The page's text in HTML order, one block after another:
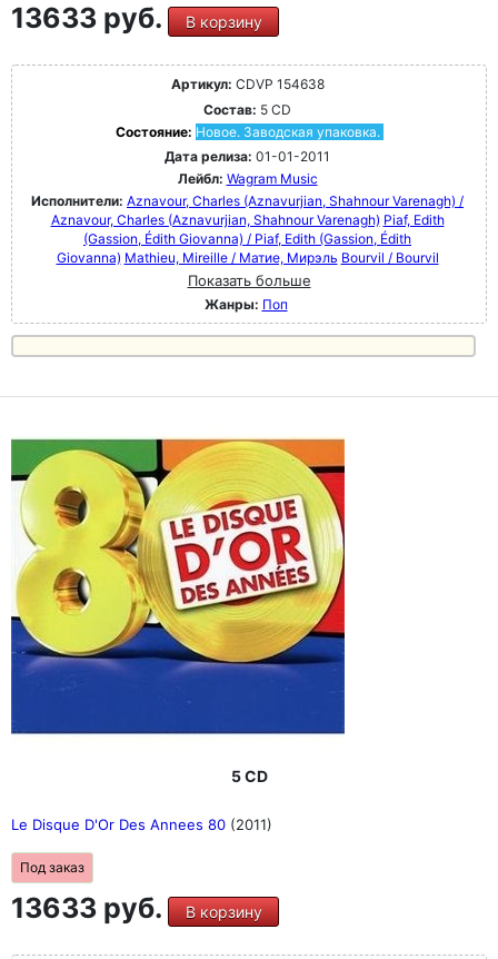
13633 руб. В корзину
Артикул: CDVP 154638
Состав: 5 CD
Состояние: Новое. Заводская упаковка.
Дата релиза: 01-01-2011
Лейбл: Wagram Music
Исполнители: Aznavour, Charles (Aznavurjian, Shahnour Varenagh) /
Aznavour, Charles (Aznavurjian, Shahnour Varenagh) Piaf, Edith
(Gassion, Édith Giovanna) / Piaf, Edith (Gassion, Édith
Giovanna) Mathieu, Mireille / Матие, Мирэль Bourvil / Bourvil
Показать больше
Жанры: Поп
5 CD
Le Disque D'Or Des Annees 80 (2011)
Под заказ
13633 руб. В корзину